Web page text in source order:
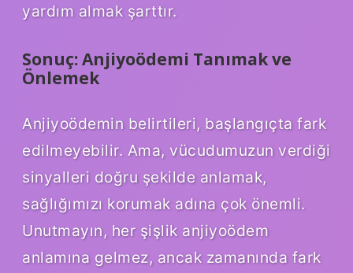
yardım almak şarttır.
Sonuç: Anjiyoödemi Tanımak ve
Önlemek
Anjiyoödemin belirtileri, başlangıçta fark
edilmeyebilir. Ama, vücudumuzun verdiği
sinyalleri doğru şekilde anlamak,
sağlığımızı korumak adına çok önemli.
Unutmayın, her şişlik anjiyoödem
anlamına gelmez, ancak zamanında fark